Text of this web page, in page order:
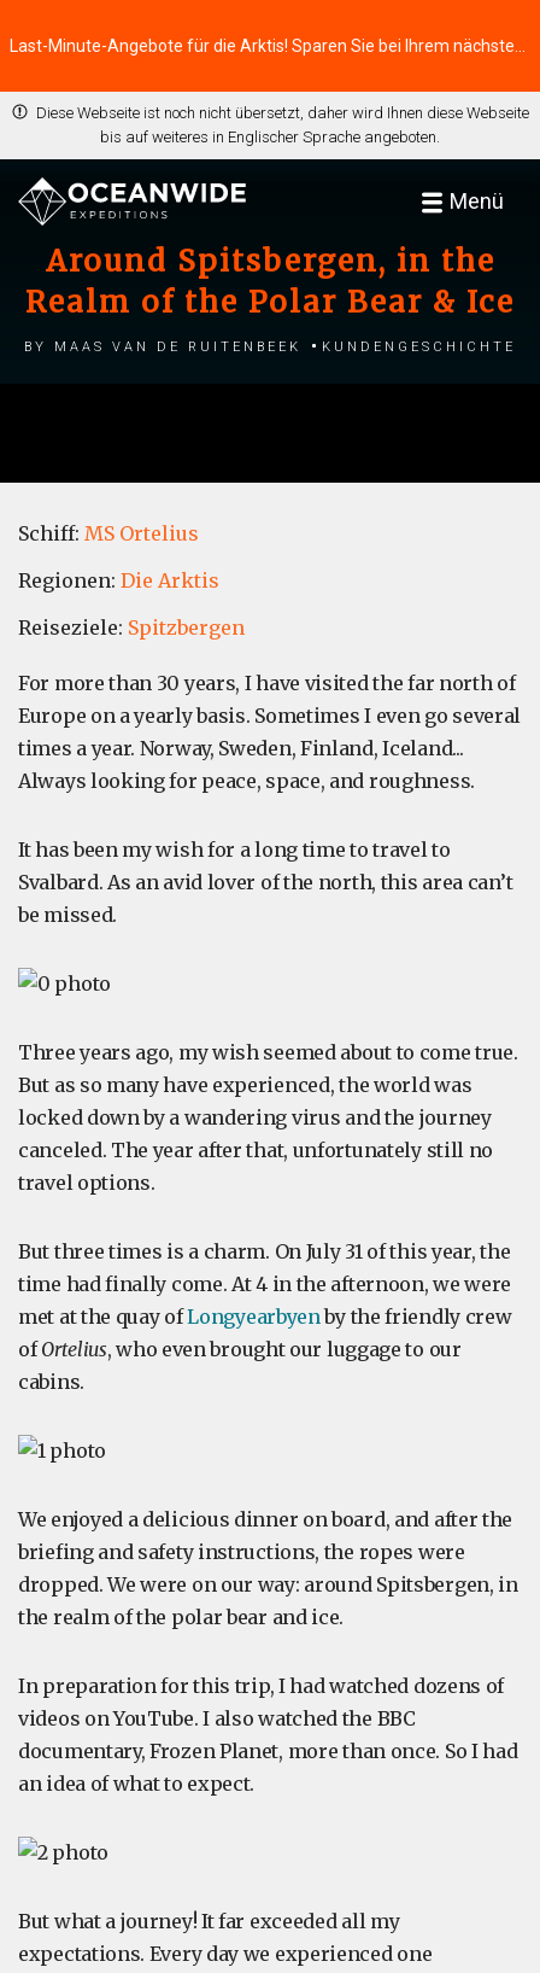
Diese Webseite ist noch nicht übersetzt, daher wird Ihnen diese Webseite
bis auf weiteres in Englischer Sprache angeboten.
Menü
Around Spitsbergen, in the
Realm of the Polar Bear & Ice
by Maas van de Ruitenbeek Kundengeschichte
Schiff: MS Ortelius
Regionen: Die Arktis
Reiseziele: Spitzbergen
For more than 30 years, I have visited the far north of
Europe on a yearly basis. Sometimes I even go several
times a year. Norway, Sweden, Finland, Iceland...
Always looking for peace, space, and roughness.
It has been my wish for a long time to travel to
Svalbard. As an avid lover of the north, this area can’t
be missed.
Three years ago, my wish seemed about to come true.
But as so many have experienced, the world was
locked down by a wandering virus and the journey
canceled. The year after that, unfortunately still no
travel options.
But three times is a charm. On July 31 of this year, the
time had finally come. At 4 in the afternoon, we were
met at the quay ofLongyearbyenby the friendly crew
ofOrtelius, who even brought our luggage to our
cabins.
We enjoyed a delicious dinner on board, and after the
briefing and safety instructions, the ropes were
dropped. We were on our way: around Spitsbergen, in
the realm of the polar bear and ice.
In preparation for this trip, I had watched dozens of
videos on YouTube. I also watched the BBC
documentary, Frozen Planet, more than once. So I had
an idea of ​​what to expect.
But what a journey! It far exceeded all my
expectations. Every day we experienced one